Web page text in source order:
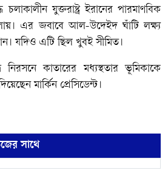
যুক্তরাষ্ট্র ইরানের পারমাণবিক
এর জবাবে আল-উদেইদ ঘাঁটি লক্ষ্য
যদিও এটি ছিল খুবই সীমিত।
নিরসনে কাতারের মধ্যস্থতার ভূমিকাকে
মার্কিন প্রেসিডেন্ট।
সাথে